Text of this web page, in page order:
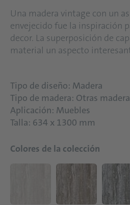
Una madera vintage con un
envejecido fue la inspiración
decor. La superposición de
material un aspecto
Tipo de diseño: Madera
Tipo de madera: Otras
Aplicación: Muebles
Talla: 634 x 1300 mm
Colores de la colección